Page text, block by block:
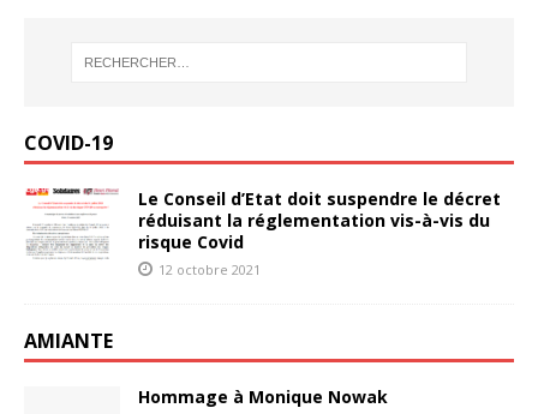
COVID-19
Le Conseil d’Etat doit suspendre le décret
réduisant la réglementation vis-à-vis du
risque Covid
12 octobre 2021
AMIANTE
Hommage à Monique Nowak